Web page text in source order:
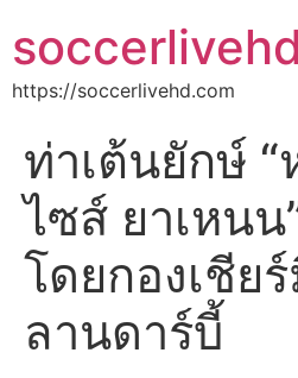
https://soccerlivehd.com
ท่าเต้นยักษ์
ไซส์ ยาเหนน
โดยกองเชีย
ลานดาร์บี้